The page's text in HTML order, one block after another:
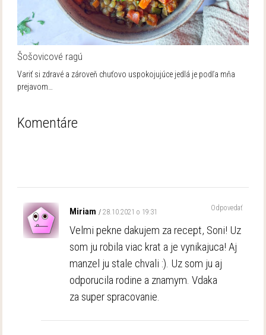
Šošovicové ragú
Variť si zdravé a zároveň chuťovo uspokojujúce jedlá je podľa mňa
prejavom…
Komentáre
Miriam 28.10.2021 o 19:31
Velmi pekne dakujem za recept, Soni! Uz
som ju robila viac krat a je vynikajuca! Aj
manzel ju stale chvali :). Uz som ju aj
odporucila rodine a znamym. Vdaka
za super spracovanie.
Odpovedať